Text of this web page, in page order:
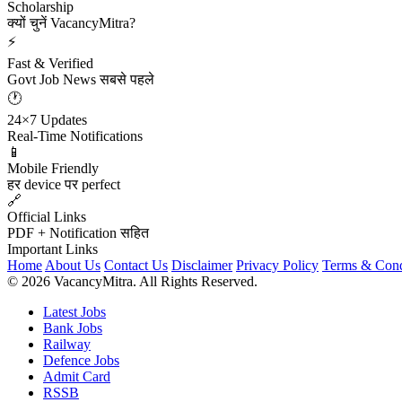
Scholarship
क्यों चुनें VacancyMitra?
⚡
Fast & Verified
Govt Job News सबसे पहले
🕐
24×7 Updates
Real-Time Notifications
📱
Mobile Friendly
हर device पर perfect
🔗
Official Links
PDF + Notification सहित
Important Links
Home About Us Contact Us Disclaimer Privacy Policy Terms &
© 2026 VacancyMitra. All Rights Reserved.
Latest Jobs
Bank Jobs
Railway
Defence Jobs
Admit Card
RSSB